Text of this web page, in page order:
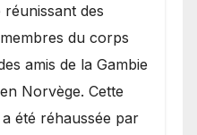
des
du corps
amis de la Gambie
Norvège. Cette
été réhaussée par